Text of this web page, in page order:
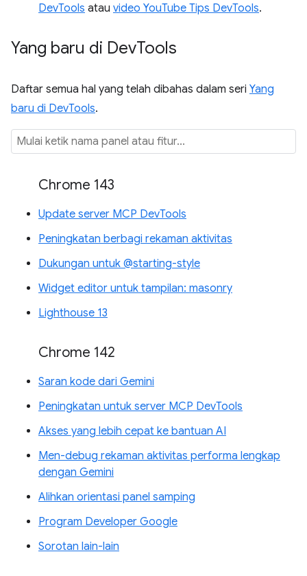
DevTools atau video YouTube Tips DevTools.
Yang baru di DevTools
Daftar semua hal yang telah dibahas dalam seri Yang
baru di DevTools.
Chrome 143
Update server MCP DevTools
Peningkatan berbagi rekaman aktivitas
Dukungan untuk @starting-style
Widget editor untuk tampilan: masonry
Lighthouse 13
Chrome 142
Saran kode dari Gemini
Peningkatan untuk server MCP DevTools
Akses yang lebih cepat ke bantuan AI
Men-debug rekaman aktivitas performa lengkap
dengan Gemini
Alihkan orientasi panel samping
Program Developer Google
Sorotan lain-lain